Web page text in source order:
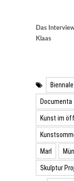
Das
Klaas
Documenta
Kunst im
Marl
Skulptur